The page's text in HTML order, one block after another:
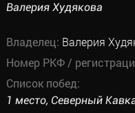
Валерия Худякова
Владелец: Валерия
Номер РКФ /
Список побед:
1 место, Северный